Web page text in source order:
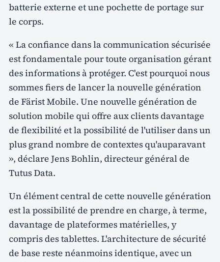
batterie externe et une pochette de portage sur
le corps.
« La confiance dans la communication sécurisée
est fondamentale pour toute organisation gérant
des informations à protéger. C'est pourquoi nous
sommes fiers de lancer la nouvelle génération
de Färist Mobile. Une nouvelle génération de
solution mobile qui offre aux clients davantage
de flexibilité et la possibilité de l'utiliser dans un
plus grand nombre de contextes qu'auparavant
», déclare Jens Bohlin, directeur général de
Tutus Data.
Un élément central de cette nouvelle génération
est la possibilité de prendre en charge, à terme,
davantage de plateformes matérielles, y
compris des tablettes. L'architecture de sécurité
de base reste néanmoins identique, avec un